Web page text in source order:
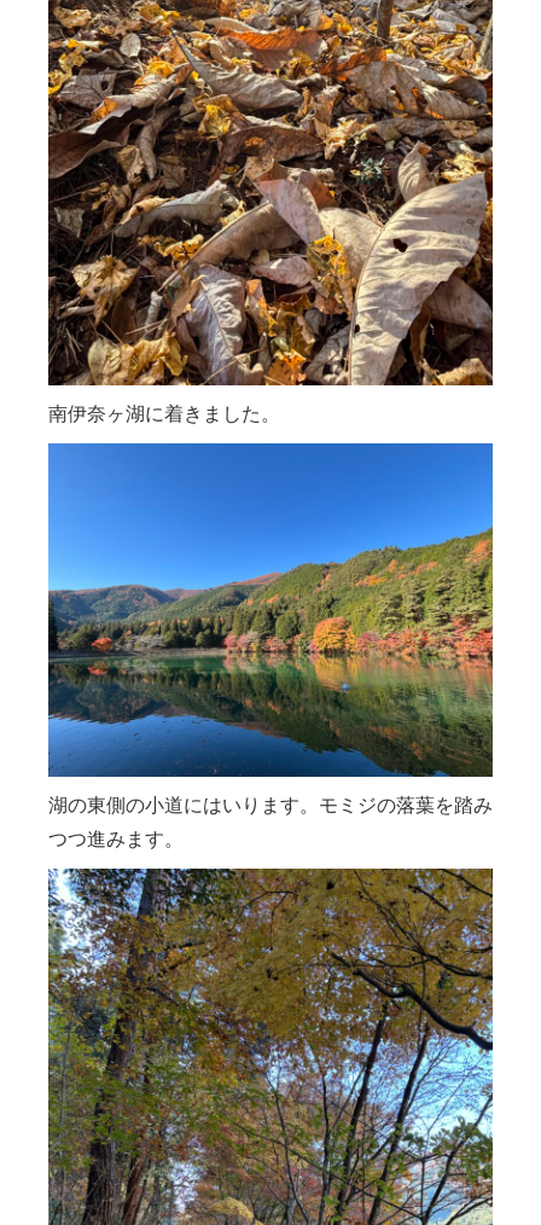
南伊奈ヶ湖に着きました。
湖の東側の小道にはいります。モミジの落葉を踏み
つつ進みます。